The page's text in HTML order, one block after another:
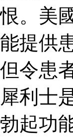
恨。美
能提供
但令患
犀利士
勃起功